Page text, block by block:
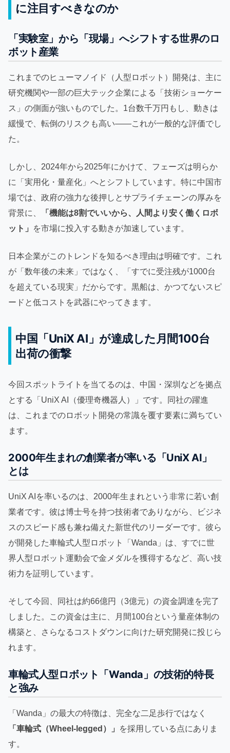
に注目すべきなのか
「実験室」から「現場」へシフトする世界のロ
ボット産業
これまでのヒューマノイド（人型ロボット）開発は、主に
研究機関や一部の巨大テック企業による「技術ショーケー
ス」の側面が強いものでした。1台数千万円もし、動きは
緩慢で、転倒のリスクも高い——これが一般的な評価でし
た。
しかし、2024年から2025年にかけて、フェーズは明らか
に「実用化・量産化」へとシフトしています。特に中国市
場では、政府の強力な後押しとサプライチェーンの厚みを
背景に、
「機能は8割でいいから、人間より安く働くロボ
ット」
を市場に投入する動きが加速しています。
日本企業がこのトレンドを知るべき理由は明確です。これ
が「数年後の未来」ではなく、「すでに受注残が1000台
を超えている現実」だからです。黒船は、かつてないスピ
ードと低コストを武器にやってきます。
中国「UniX AI」が達成した月間100台
出荷の衝撃
今回スポットライトを当てるのは、中国・深圳などを拠点
とする「UniX AI（優理奇機器人）」です。同社の躍進
は、これまでのロボット開発の常識を覆す要素に満ちてい
ます。
2000年生まれの創業者が率いる「UniX AI」
とは
UniX AIを率いるのは、2000年生まれという非常に若い創
業者です。彼は博士号を持つ技術者でありながら、ビジネ
スのスピード感も兼ね備えた新世代のリーダーです。彼ら
が開発した車輪式人型ロボット「Wanda」は、すでに世
界人型ロボット運動会で金メダルを獲得するなど、高い技
術力を証明しています。
そして今回、同社は約66億円（3億元）の資金調達を完了
しました。この資金は主に、月間100台という量産体制の
構築と、さらなるコストダウンに向けた研究開発に投じら
れます。
車輪式人型ロボット「Wanda」の技術的特長
と強み
「Wanda」の最大の特徴は、完全な二足歩行ではなく
「車輪式（Wheel-legged）」
を採用している点にありま
す。